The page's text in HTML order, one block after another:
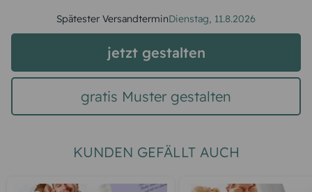
Spätester VersandterminDienstag, 11.8.2026
jetzt gestalten
gratis Muster gestalten
KUNDEN GEFÄLLT AUCH